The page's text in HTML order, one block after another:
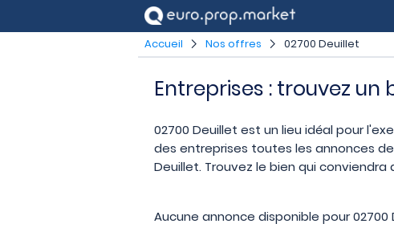
Accueil Nos offres 02700 Deuillet
Entreprises : trouvez un
02700 Deuillet est un lieu idéal pour
des entreprises toutes les annonces
Deuillet. Trouvez le bien qui
Aucune annonce disponible pour 02700